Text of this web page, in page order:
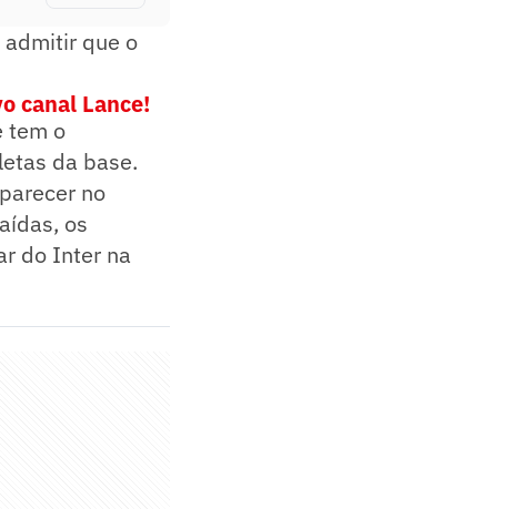
admitir que o
canal Lance!
tem o
da base.
no
os
do Inter na